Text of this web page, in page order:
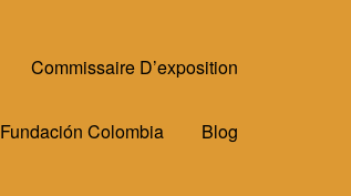
Commissaire D’exposition
Fundación Colombia Blog